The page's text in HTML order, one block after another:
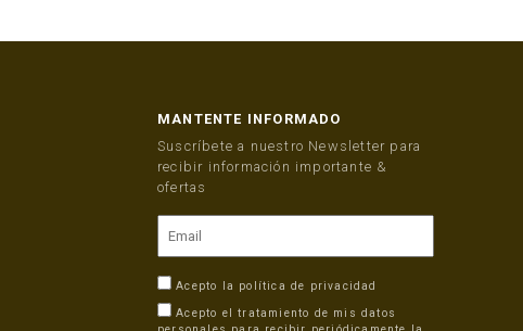
MANTENTE INFORMADO
Suscríbete a nuestro Newsletter para
recibir información importante &
ofertas
Acepto la política de privacidad
Acepto el tratamiento de mis datos